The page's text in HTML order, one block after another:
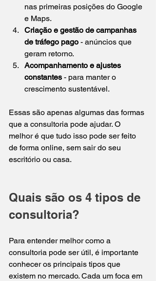
nas primeiras posições do Google
e Maps.
Criação e gestão de campanhas
de tráfego pago - anúncios que
geram retorno.
Acompanhamento e ajustes
constantes - para manter o
crescimento sustentável.
Essas são apenas algumas das formas
que a consultoria pode ajudar. O
melhor é que tudo isso pode ser feito
de forma online, sem sair do seu
escritório ou casa.
Quais são os 4 tipos de
consultoria?
Para entender melhor como a
consultoria pode ser útil, é importante
conhecer os principais tipos que
existem no mercado. Cada um foca em